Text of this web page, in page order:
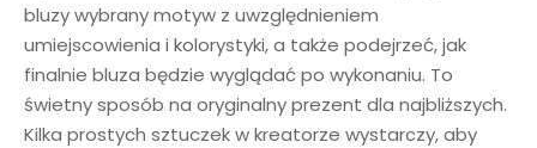
bluzy wybrany motyw z uwzględnieniem
umiejscowienia i kolorystyki, a także podejrzeć, jak
finalnie bluza będzie wyglądać po wykonaniu. To
świetny sposób na oryginalny prezent dla najbliższych.
Kilka prostych sztuczek w kreatorze wystarczy, aby